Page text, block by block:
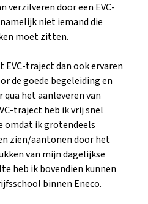
verzilveren door een EVC-
niet iemand die
moet zitten.
EVC-traject dan ook ervaren
de goede begeleiding en
het aanleveren van
traject heb ik vrij snel
omdat ik grotendeels
zien/aantonen door het
van mijn dagelijkse
heb ik bovendien kunnen
binnen Eneco.